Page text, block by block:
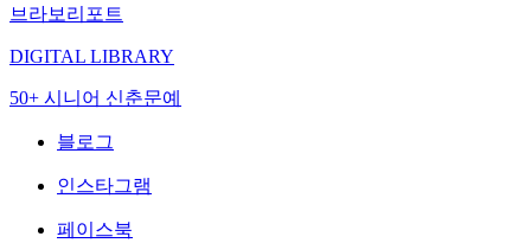
브라보리포트
DIGITAL LIBRARY
50+ 시니어 신춘문예
블로그
인스타그램
페이스북